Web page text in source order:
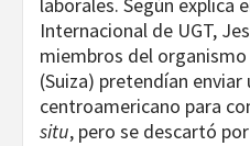
laborales. Según explica
Internacional de UGT,
miembros del organismo
(Suiza) pretendían enviar
centroamericano para
situ, pero se descartó